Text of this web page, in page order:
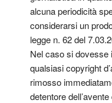
alcuna periodicità
considerarsi un
legge n. 62 del
Nel caso si dovesse
qualsiasi copyright
rimosso
detentore dell’avente